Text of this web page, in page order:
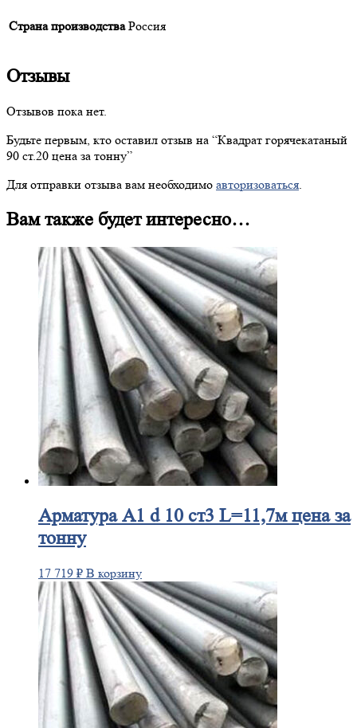
Страна производства Россия
Отзывы
Отзывов пока нет.
Будьте первым, кто оставил отзыв на “Квадрат горячекатаный
90 ст.20 цена за тонну”
Для отправки отзыва вам необходимо авторизоваться
Вам также будет интересно…
АрматураА1 d 10 ст3 L=11,7м цена за
тонну
17 719 ₽ В корзину